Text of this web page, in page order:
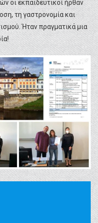
οι εκπαιδευτικοί ήρθαν
τη γαστρονομία και
Ήταν πραγματικά μια